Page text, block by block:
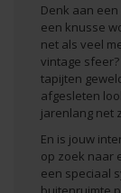
Denk aan
een knusse
net als veel
vintage
tapijten
afgesleten
jarenlang net
En is jouw
op zoek naar
een speciaal